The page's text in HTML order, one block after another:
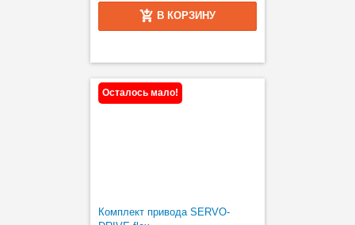
В КОРЗИНУ
Осталось мало!
Комплект привода SERVO-